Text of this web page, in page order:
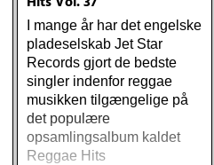
WELCH: dave rawlings
machine : a friend of a
friend (acony) ÅRETS
MEST UNDANGÖMDA:
david mead : almost &
always (david mead)
ÅRETS FLEET
FOXES/LOW ANTHEM:
dawes : north hills (ato)
I mange år har det engelske
pladeselskab Jet Star
Records gjort de bedste
singler indenfor reggae
musikken tilgængelige på
det populære
opsamlingsalbum kaldet
Reggae Hits